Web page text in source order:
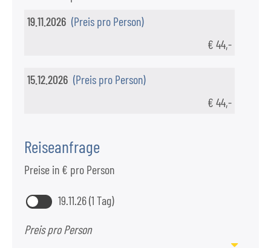
19.11.2026 (Preis pro Person)
€ 44,-
15.12.2026 (Preis pro Person)
€ 44,-
Reiseanfrage
Preise in € pro Person
19.11.26 (1 Tag)
Preis pro Person